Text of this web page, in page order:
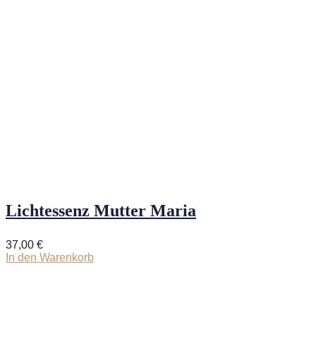
Lichtessenz Mutter Maria
37,00 €
In den Warenkorb